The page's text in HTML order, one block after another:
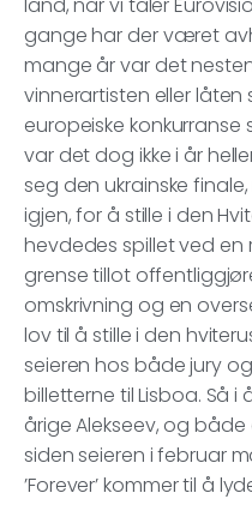
land, når vi taler
gange har der været
mange år var det
vinnerartisten eller
europeiske
var det dog ikke i år
seg den ukrainske
igjen, for å stille i den
hevdedes spillet ved en
grense tillot
omskrivning og en
lov til å stille i den
seieren hos både jury
billetterne til Lisboa. Så
årige Alekseev, og
siden seieren i februar
’Forever’ kommer til å